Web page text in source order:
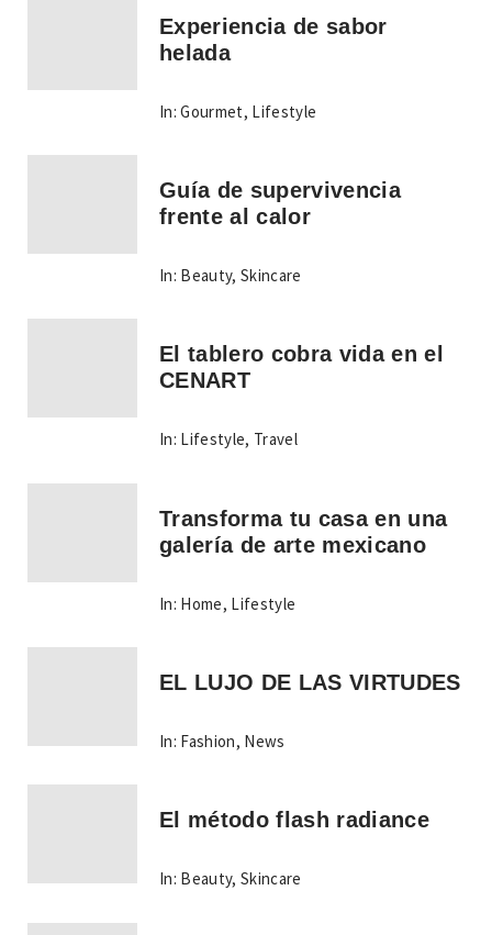
Experiencia de sabor
helada
In: Gourmet, Lifestyle
Guía de supervivencia
frente al calor
In: Beauty,Skincare
El tablero cobra vida en el
CENART
In: Lifestyle, Travel
Transforma tu casa en una
galería de arte mexicano
In: Home, Lifestyle
EL LUJO DE LAS VIRTUDES
In: Fashion, News
El método flash radiance
In: Beauty,Skincare